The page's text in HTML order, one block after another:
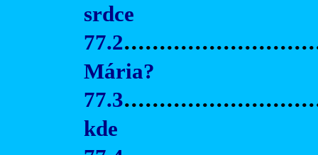
srdce
77.2
Mária?
77.3
kde